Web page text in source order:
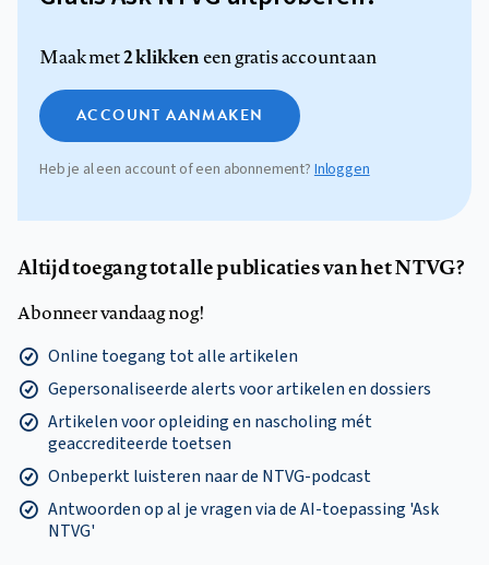
Maak met2 klikkeneen gratis account aan
ACCOUNT AANMAKEN
Heb je al een account of een abonnement?Inloggen
Altijd toegang tot alle publicaties van het NTVG?
Abonneer vandaag nog!
Online toegang tot alle artikelen
Gepersonaliseerde alerts voor artikelen en dossiers
Artikelen voor opleiding en nascholing mét
geaccrediteerde toetsen
Onbeperkt luisteren naar de NTVG-podcast
Antwoorden op al je vragen via de AI-toepassing 'Ask
NTVG'